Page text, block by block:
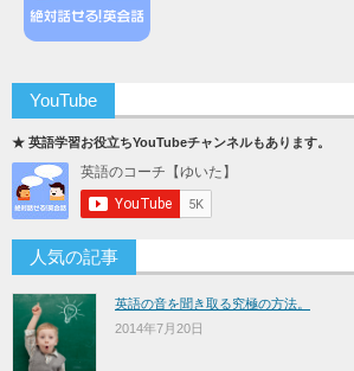
YouTube
★ 英語学習お役立ちYouTubeチャンネルもあります。
人気の記事
英語の音を聞き取る究極の方法。
2014年7月20日